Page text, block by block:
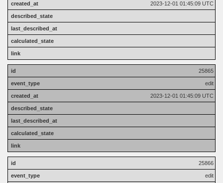
2023-12-01 01:45:09 UTC
25865
edit
2023-12-01 01:45:09 UTC
25866
edit